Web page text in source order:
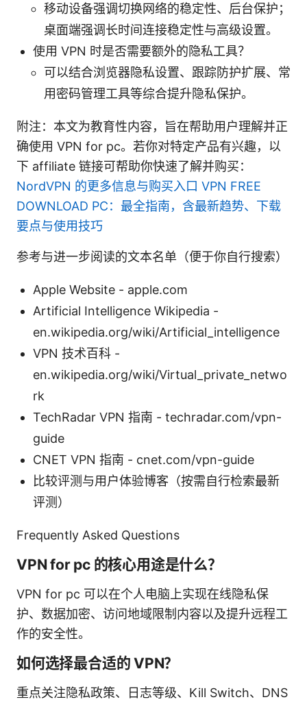
移动设备强调切换网络的稳定性、后台保护；
桌面端强调长时间连接稳定性与高级设置。
使用 VPN 时是否需要额外的隐私工具？
可以结合浏览器隐私设置、跟踪防护扩展、常
用密码管理工具等综合提升隐私保护。
附注：本文为教育性内容，旨在帮助用户理解并正
确使用 VPN for pc。若你对特定产品有兴趣，以
下 affiliate 链接可帮助你快速了解并购买：
NordVPN 的更多信息与购买入口 VPN FREE
DOWNLOAD PC：最全指南，含最新趋势、下载
要点与使用技巧
参考与进一步阅读的文本名单（便于你自行搜索）
Apple Website - apple.com
Artificial Intelligence Wikipedia -
en.wikipedia.org/wiki/Artificial_intelligence
VPN 技术百科 -
en.wikipedia.org/wiki/Virtual_private_netwo
rk
TechRadar VPN 指南 - techradar.com/vpn-
guide
CNET VPN 指南 - cnet.com/vpn-guide
比较评测与用户体验博客（按需自行检索最新
评测）
Frequently Asked Questions
VPN for pc 的核心用途是什么？
VPN for pc 可以在个人电脑上实现在线隐私保
护、数据加密、访问地域限制内容以及提升远程工
作的安全性。
如何选择最合适的 VPN？
重点关注隐私政策、日志等级、Kill Switch、DNS